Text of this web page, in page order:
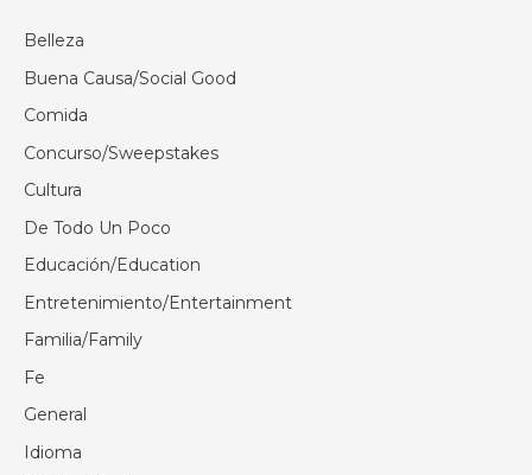
Belleza
Buena Causa/Social Good
Comida
Concurso/Sweepstakes
Cultura
De Todo Un Poco
Educación/Education
Entretenimiento/Entertainment
Familia/Family
Fe
General
Idioma